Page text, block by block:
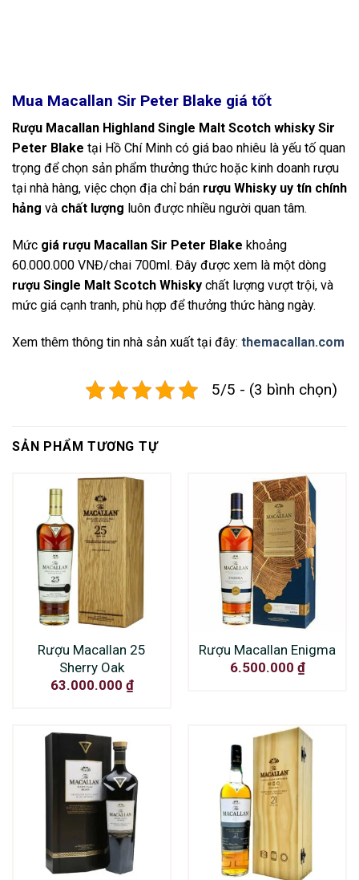
Mua Macallan Sir Peter Blake giá tốt
Rượu Macallan Highland Single Malt Scotch whisky Sir
Peter Blake tại Hồ Chí Minh có giá bao nhiêu là yếu tố quan
trọng để chọn sản phẩm thưởng thức hoặc kinh doanh rượu
tại nhà hàng, việc chọn địa chỉ bán rượu Whisky uy tín chính
hảng và chất lượng luôn được nhiều người quan tâm.
Mức giá rượu Macallan Sir Peter Blake khoảng
60.000.000 VNĐ/chai 700ml. Đây được xem là một dòng
rượu Single Malt Scotch Whisky chất lượng vượt trội, và
mức giá cạnh tranh, phù hợp để thưởng thức hàng ngày.
Xem thêm thông tin nhà sản xuất tại đây: themacallan.com
5/5 - (3 bình chọn)
SẢN PHẨM TƯƠNG TỰ
Rượu Macallan 25
Sherry Oak
63.000.000 ₫
Rượu Macallan Enigma
6.500.000 ₫